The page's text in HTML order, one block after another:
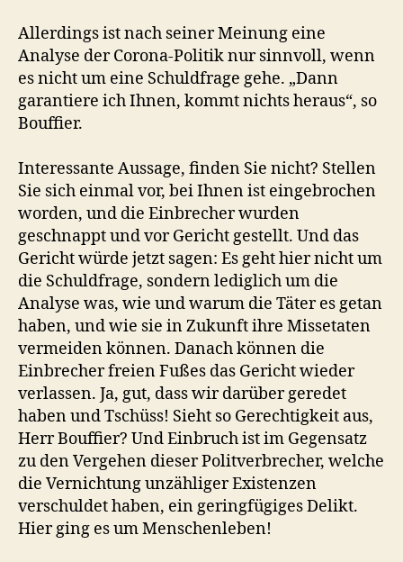
Allerdings ist nach seiner Meinung eine
Analyse der Corona-Politik nur sinnvoll, wenn
es nicht um eine Schuldfrage gehe. „Dann
garantiere ich Ihnen, kommt nichts heraus“, so
Bouffier.
Interessante Aussage, finden Sie nicht? Stellen
Sie sich einmal vor, bei Ihnen ist eingebrochen
worden, und die Einbrecher wurden
geschnappt und vor Gericht gestellt. Und das
Gericht würde jetzt sagen: Es geht hier nicht um
die Schuldfrage, sondern lediglich um die
Analyse was, wie und warum die Täter es getan
haben, und wie sie in Zukunft ihre Missetaten
vermeiden können. Danach können die
Einbrecher freien Fußes das Gericht wieder
verlassen. Ja, gut, dass wir darüber geredet
haben und Tschüss! Sieht so Gerechtigkeit aus,
Herr Bouffier? Und Einbruch ist im Gegensatz
zu den Vergehen dieser Politverbrecher, welche
die Vernichtung unzähliger Existenzen
verschuldet haben, ein geringfügiges Delikt.
Hier ging es um Menschenleben!